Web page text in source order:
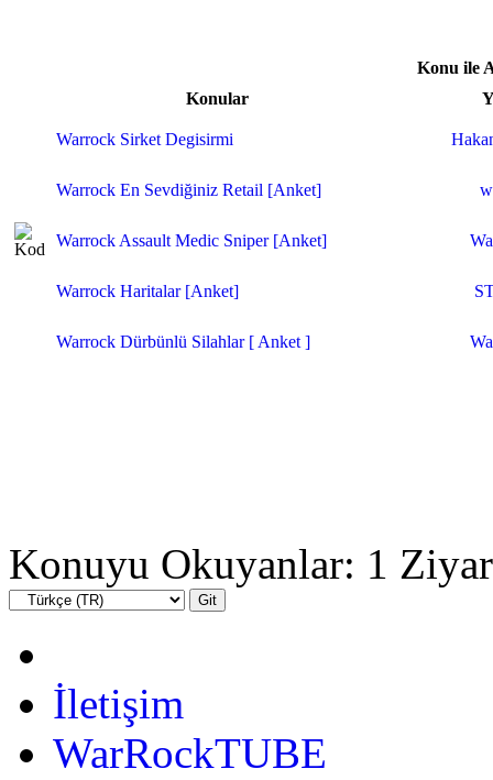
Konu ile
Konular
Warrock Sirket Degisirmi
Warrock En Sevdiğiniz Retail [Anket]
Warrock Assault Medic Sniper [Anket]
Warrock Haritalar [Anket]
Warrock Dürbünlü Silahlar [ Anket ]
Konuyu Okuyanlar: 1
İletişim
WarRockTUBE